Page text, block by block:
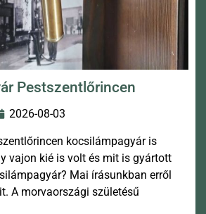
Pestszentlőrincen
2026-08-03
kocsilámpagyár is
vajon kié is volt és mit is gyártott
Mai írásunkban erről
A morvaországi születésű